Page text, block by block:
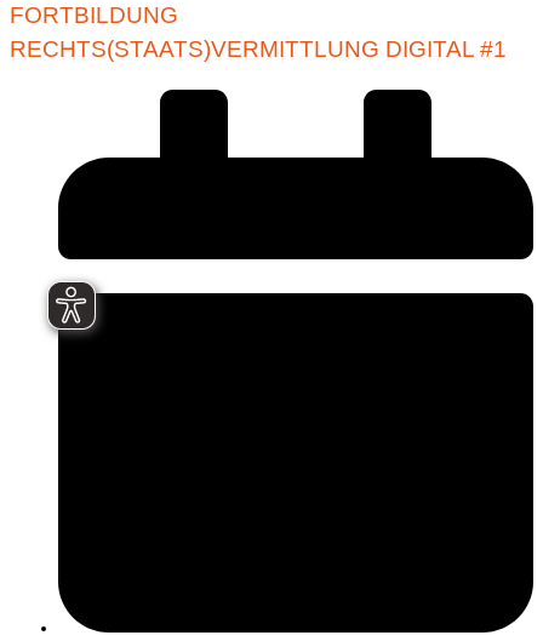
FORTBILDUNG
RECHTS(STAATS)VERMITTLUNG DIGITAL #1